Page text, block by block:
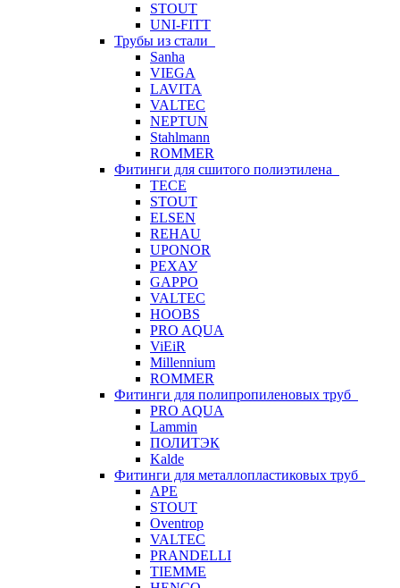
STOUT
UNI-FITT
Трубы из стали
Sanha
VIEGA
LAVITA
VALTEC
NEPTUN
Stahlmann
ROMMER
Фитинги для сшитого полиэтилена
TECE
STOUT
ELSEN
REHAU
UPONOR
РЕХАУ
GAPPO
VALTEC
HOOBS
PRO AQUA
ViEiR
Millennium
ROMMER
Фитинги для полипропиленовых труб
PRO AQUA
Lammin
ПОЛИТЭК
Kalde
Фитинги для металлопластиковых труб
APE
STOUT
Oventrop
VALTEC
PRANDELLI
TIEMME